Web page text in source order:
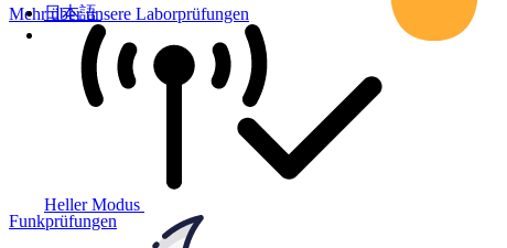
Heller Modus
日本語
Mehr über unsere Laborprüfungen
Funkprüfungen